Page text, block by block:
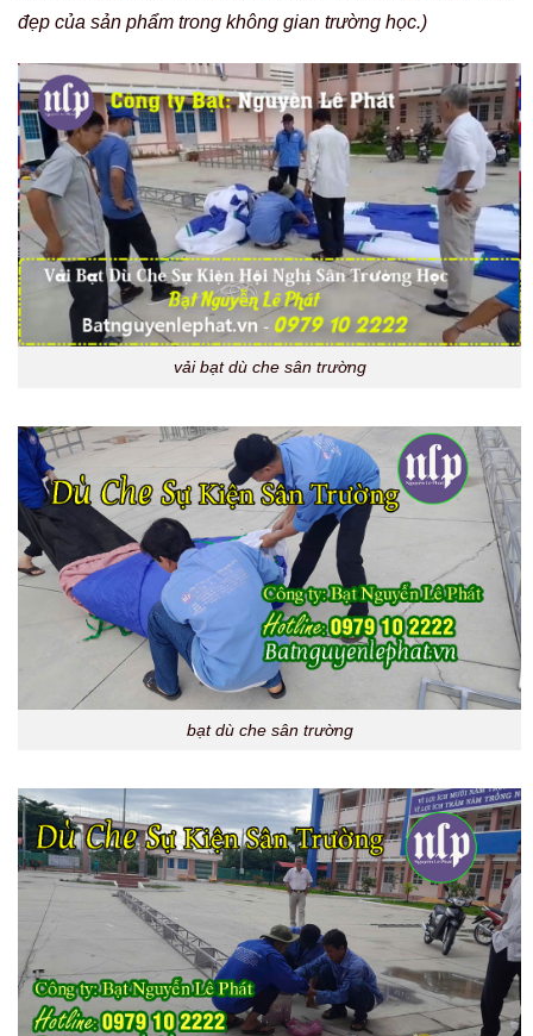
đẹp của sản phẩm trong không gian trường học.)
vải bạt dù che sân trường
bạt dù che sân trường